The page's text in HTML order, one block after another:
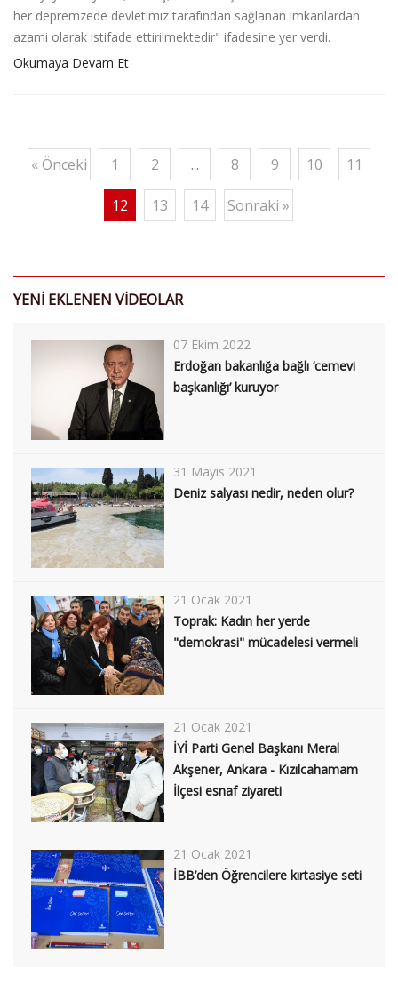
her depremzede devletimiz tarafından sağlanan imkanlardan
azami olarak istifade ettirilmektedir" ifadesine yer verdi.
Okumaya Devam Et
« Önceki 1 2 ... 8 9 10 11
12 13 14 Sonraki »
YENİ EKLENEN VİDEOLAR
07 Ekim 2022
Erdoğan bakanlığa bağlı ‘cemevi
başkanlığı’ kuruyor
31 Mayıs 2021
Deniz salyası nedir, neden olur?
21 Ocak 2021
Toprak: Kadın her yerde
"demokrasi" mücadelesi vermeli
21 Ocak 2021
İYİ Parti Genel Başkanı Meral
Akşener, Ankara - Kızılcahamam
İlçesi esnaf ziyareti
21 Ocak 2021
İBB’den Öğrencilere kırtasiye seti